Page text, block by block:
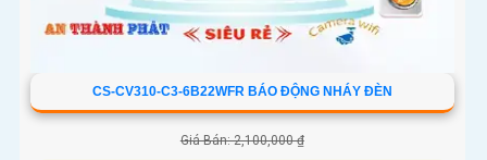
CS-CV310-C3-6B22WFR BÁO ĐỘNG NHÁY ĐÈN
Giá Bán: 2,100,000 ₫